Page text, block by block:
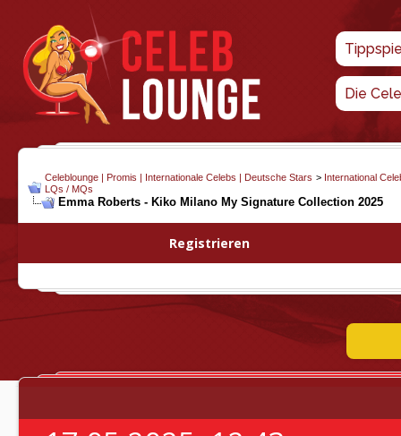
Die
Celeblounge | Promis | Internationale Celebs | Deutsche Stars > International
LQs / MQs
Emma Roberts - Kiko Milano My Signature Collection 2025
Registrieren